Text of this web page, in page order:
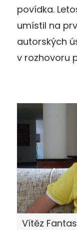
povídka.
umístil na
autorských
v rozhovoru
Vítěz